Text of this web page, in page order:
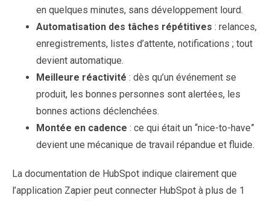
en quelques minutes, sans développement lourd.
Automatisation des tâches répétitives : relances,
enregistrements, listes d’attente, notifications ; tout
devient automatique.
Meilleure réactivité : dès qu’un événement se
produit, les bonnes personnes sont alertées, les
bonnes actions déclenchées.
Montée en cadence : ce qui était un “nice-to-have”
devient une mécanique de travail répandue et fluide.
La documentation de HubSpot indique clairement que
l’application Zapier peut connecter HubSpot à plus de 1